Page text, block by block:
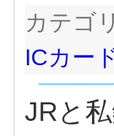
カテゴ
ICカー
JRと